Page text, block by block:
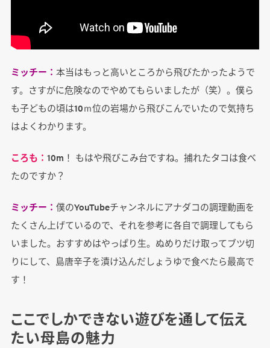
ミッチー： 本当はもっと高いところから飛びたかったようで
す。さすがに危険なのでやめてもらいましたが（笑）。僕ら
も子どもの頃は10ｍ位の岩場から飛びこんでいたので気持ち
はよくわかります。
ころも： 10m！ もはや飛びこみ台ですね。捕れたタコは食べ
たのですか？
ミッチー： 僕のYouTubeチャンネルにアナダコの調理動画を
たくさん上げているので、それを参考に各自で調理してもら
いました。おすすめはやっぱり生。ぬめりだけ取ってブツ切
りにして、島唐辛子を漬け込んだしょうゆで食べたら最高で
す！
ここでしかできない遊びを通して伝え
たい母島の魅力